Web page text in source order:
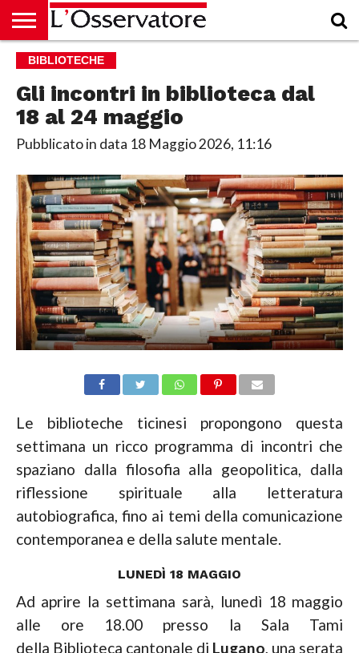
HOME
CULTURA
ECONOMIA
RUBRICHE
ARCHIVIO
PODCAST
ABBONAMENTO
CHI
ACCEDI
BIBLIOTECHE
Gli incontri in biblioteca dal
18 al 24 maggio
Pubblicato in data 18 Maggio 2026, 11:16
Le biblioteche ticinesi propongono questa
settimana un ricco programma di incontri che
spaziano dalla filosofia alla geopolitica, dalla
riflessione spirituale alla letteratura
autobiografica, fino ai temi della comunicazione
contemporanea e della salute mentale.
LUNEDÌ 18 MAGGIO
Ad aprire la settimana sarà, lunedì 18 maggio
alle ore 18.00 presso la Sala Tami
della Biblioteca cantonale di Lugano, una serata